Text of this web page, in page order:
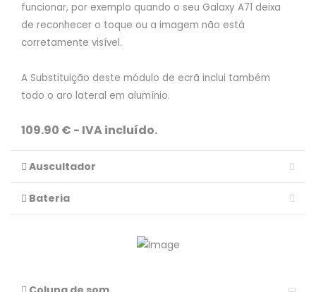
funcionar, por exemplo quando o seu Galaxy A71 deixa
de reconhecer o toque ou a imagem não está
corretamente visível.
A Substituição deste módulo de ecrã inclui também
todo o aro lateral em alumínio.
109.90 € - IVA incluído.
Auscultador
Bateria